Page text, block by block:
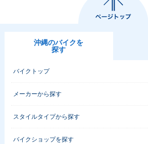
沖縄のバイクを
探す
バイクトップ
メーカーから探す
スタイルタイプから探す
バイクショップを探す